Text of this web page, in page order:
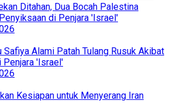
Ditahan, Dua Bocah Palestina
di Penjara 'Israel'
Alami Patah Tulang Rusuk Akibat
Penjara 'Israel'
Kesiapan untuk Menyerang Iran